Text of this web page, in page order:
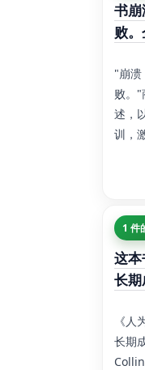
书
败
"崩溃
败。"
述，
训，
1 件
这
长
《
长期